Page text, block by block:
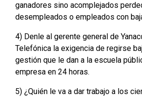
ganadores sino acomplejados
desempleados o empleados con
4) Denle al gerente general de
Telefónica la exigencia de regirse
gestión que le dan a la escuela
empresa en 24 horas.
5) ¿Quién le va a dar trabajo a los